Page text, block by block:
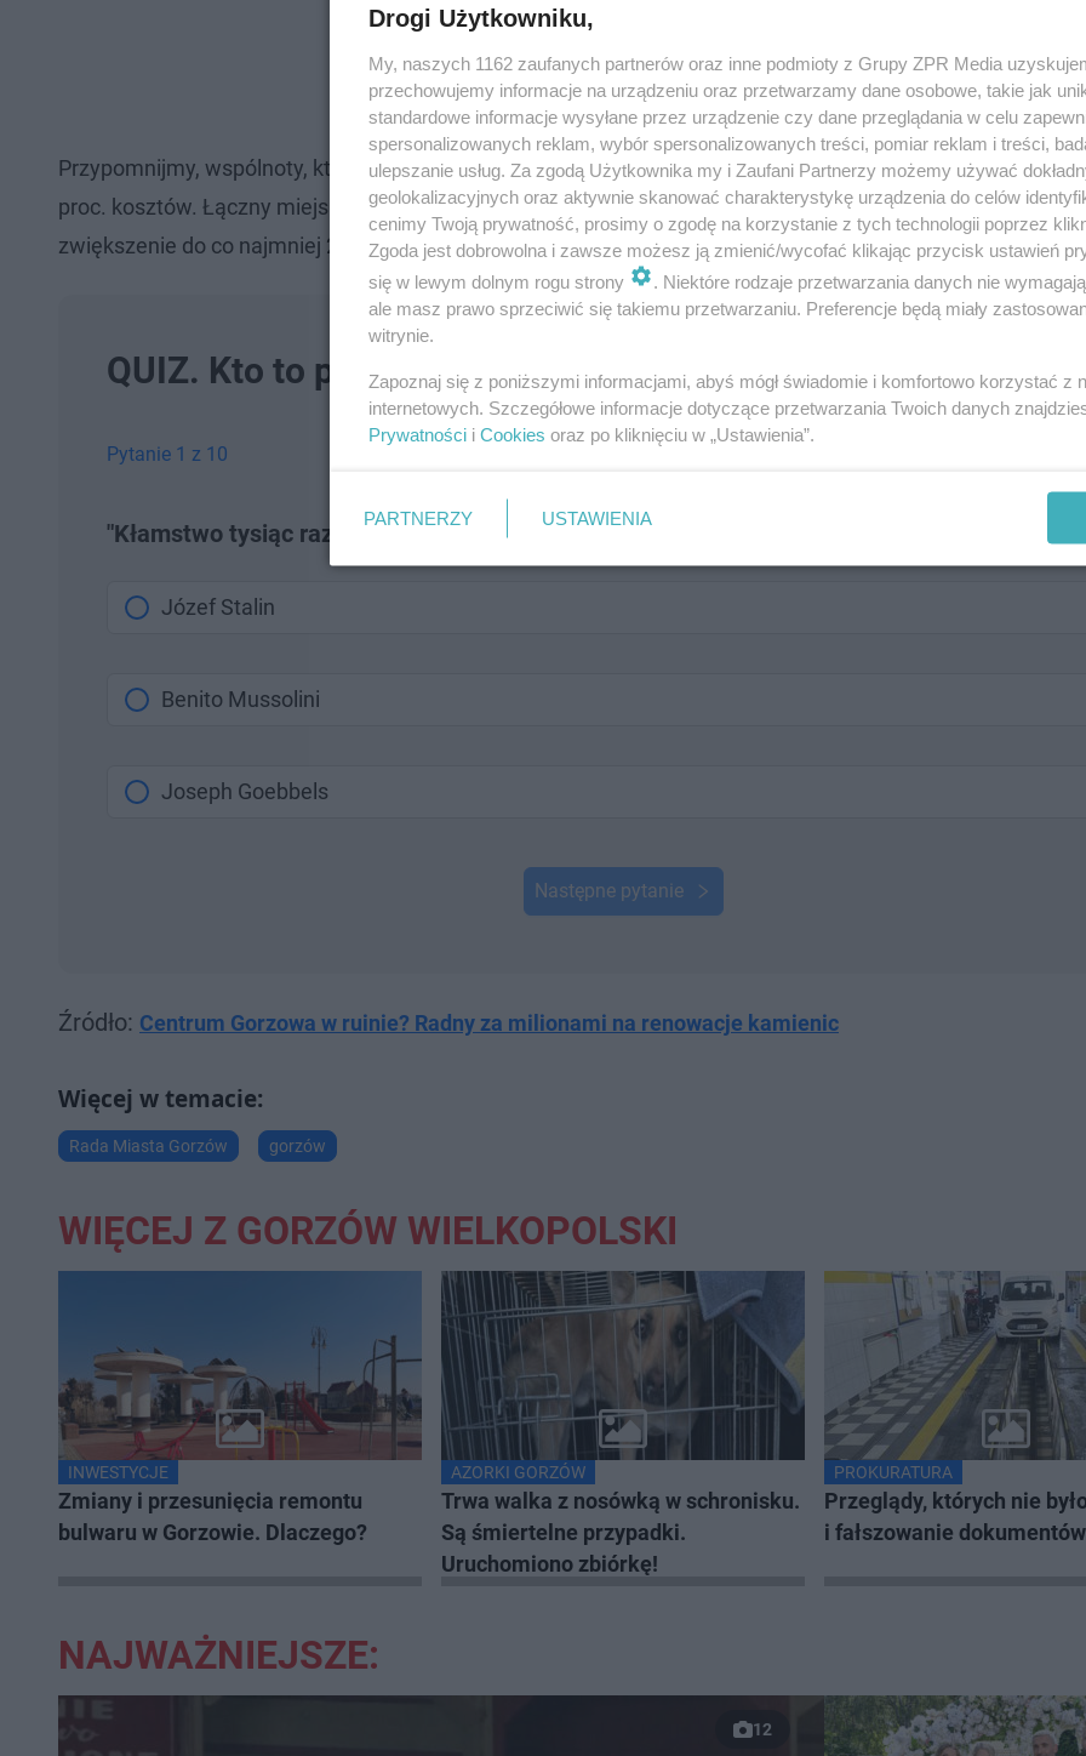
Przypomnijmy, wspólnoty, które zdecydują się na remont budynku mogą liczyć na dotację z miasta w
proc. kosztów. Łączny miejski budżet na to, to jedynie 350 tys. złotych. Mieszkańcy złożyli petycję - liczą
zwiększenie do co najmniej 2 mln złotych.
QUIZ. Kto to powiedział? Sławne cytaty, 10/10 dla
Pytanie 1 z 10
"Kłamstwo tysiąc razy powtórzone staje się prawdą". Kto to powiedział?
Józef Stalin
Benito Mussolini
Joseph Goebbels
Następne pytanie
Źródło: Centrum Gorzowa w ruinie? Radny za milionami na renowacje kamienic
Rada Miasta Gorzów gorzów
WIĘCEJ Z GORZÓW WIELKOPOLSKI
INWESTYCJE
Zmiany i przesunięcia remontu
bulwaru w Gorzowie. Dlaczego?
AZORKI GORZÓW
Trwa walka z nosówką w schronisku.
Są śmiertelne przypadki.
Uruchomiono zbiórkę!
PROKURATURA
Przeglądy, których nie
i fałszowanie
NAJWAŻNIEJSZE:
12
Drogi Użytkowniku,
My, naszych 1162 zaufanych partnerów oraz inne podmioty z Grupy ZPR Media
przechowujemy informacje na urządzeniu oraz przetwarzamy dane osobowe, takie jak
standardowe informacje wysyłane przez urządzenie czy dane przeglądania w celu
spersonalizowanych reklam, wybór spersonalizowanych treści, pomiar reklam i treści,
ulepszanie usług. Za zgodą Użytkownika my i Zaufani Partnerzy możemy używać
geolokalizacyjnych oraz aktywnie skanować charakterystykę urządzenia do celów
cenimy Twoją prywatność, prosimy o zgodę na korzystanie z tych technologii poprzez
Zgoda jest dobrowolna i zawsze możesz ją zmienić/wycofać klikając przycisk ustawień
się w lewym dolnym rogu strony
. Niektóre rodzaje przetwarzania danych nie
ale masz prawo sprzeciwić się takiemu przetwarzaniu. Preferencje będą miały
witrynie.
Zapoznaj się z poniższymi informacjami, abyś mógł świadomie i komfortowo korzystać z
internetowych. Szczegółowe informacje dotyczące przetwarzania Twoich danych
Prywatności i Cookies oraz po kliknięciu w „Ustawienia”.
PARTNERZY USTAWIENIA